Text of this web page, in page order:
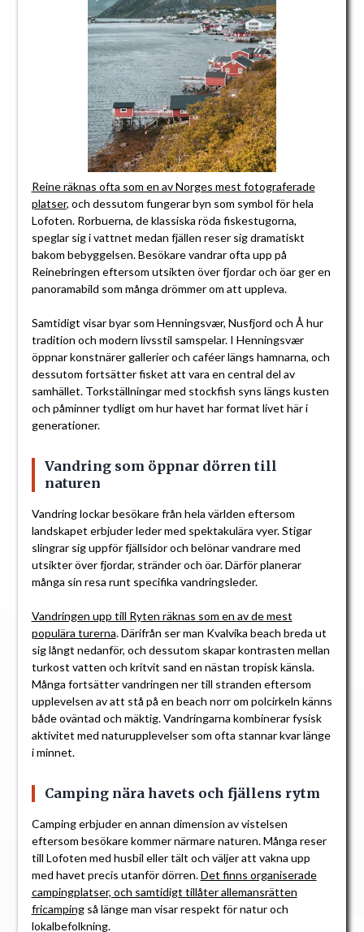
Reine räknas ofta som en av Norges mest fotograferade
platser, och dessutom fungerar byn som symbol för hela
Lofoten. Rorbuerna, de klassiska röda fiskestugorna,
speglar sig i vattnet medan fjällen reser sig dramatiskt
bakom bebyggelsen. Besökare vandrar ofta upp på
Reinebringen eftersom utsikten över fjordar och öar ger en
panoramabild som många drömmer om att uppleva.
Samtidigt visar byar som Henningsvær, Nusfjord och Å hur
tradition och modern livsstil samspelar. I Henningsvær
öppnar konstnärer gallerier och caféer längs hamnarna, och
dessutom fortsätter fisket att vara en central del av
samhället. Torkställningar med stockfish syns längs kusten
och påminner tydligt om hur havet har format livet här i
generationer.
Vandring som öppnar dörren till
naturen
Vandring lockar besökare från hela världen eftersom
landskapet erbjuder leder med spektakulära vyer. Stigar
slingrar sig uppför fjällsidor och belönar vandrare med
utsikter över fjordar, stränder och öar. Därför planerar
många sin resa runt specifika vandringsleder.
Vandringen upp till Ryten räknas som en av de mest
populära turerna. Därifrån ser man Kvalvika beach breda ut
sig långt nedanför, och dessutom skapar kontrasten mellan
turkost vatten och kritvit sand en nästan tropisk känsla.
Många fortsätter vandringen ner till stranden eftersom
upplevelsen av att stå på en beach norr om polcirkeln känns
både oväntad och mäktig. Vandringarna kombinerar fysisk
aktivitet med naturupplevelser som ofta stannar kvar länge
i minnet.
Camping nära havets och fjällens rytm
Camping erbjuder en annan dimension av vistelsen
eftersom besökare kommer närmare naturen. Många reser
till Lofoten med husbil eller tält och väljer att vakna upp
med havet precis utanför dörren.Det finns organiserade
campingplatser, och samtidigt tillåter allemansrätten
fricampingså länge man visar respekt för natur och
lokalbefolkning.